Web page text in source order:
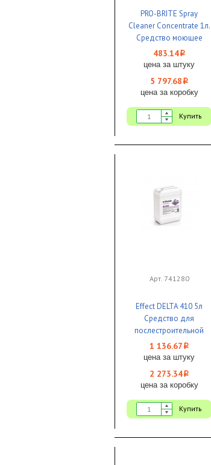
PRO-BRITE Spray
Cleaner Concentrate 1л.
Средство моющее
универсальное
щелочное 1/12
483.14i
цена за штуку
5 797.68 i
цена за коробку
Купить
Арт. 741280
Effect DELTA 410 5л
Средство для
послестроительной
уборки 1/2
1 136.67 i
цена за штуку
2 273.34i
цена за коробку
Купить